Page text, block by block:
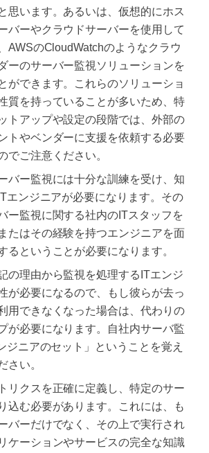
思います。あるいは、仮想的にホス
バーやクラウドサーバーを使用して
AWSのCloudWatchのようなクラウ
ーのサーバー監視ソリューションを
ができます。これらのソリューショ
質を持っていることが多いため、特
トアップや設定の段階では、外部の
トやベンダーに支援を依頼する必要
でご注意ください。
バー監視には十分な訓練を受け、知
エンジニアが必要になります。その
ー監視に関する社内のITスタッフを
たはその経験を持つエンジニアを面
るということが必要になります。
の理由から監視を処理するITエンジ
が必要になるので、もし彼らが去っ
用できなくなった場合は、代わりの
が必要になります。自社内サーバ監
ジニアのセット」ということを覚え
さい。
リクスを正確に定義し、特定のサー
込む必要があります。これには、も
バーだけでなく、その上で実行され
ケーションやサービスの完全な知識